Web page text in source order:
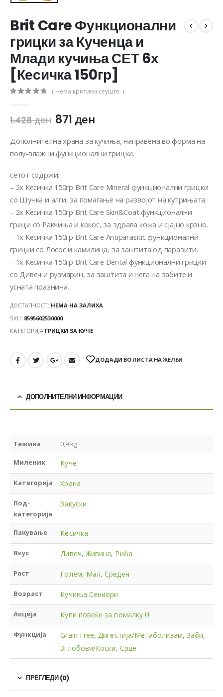
Brit Care Функционални
грицки за Кученца и
Млади кучиња СЕТ 6х
[Кесичка 150гр]
( Нема критики сеуште. )
1.428ден 871 ден
Дополнителна храна за кучиња, направена во форма на
полу-влажни функционални грицки.
сетот содржи:
– 2x Кесичка 150гр Brit Care Mineral функционални грицки
со Шунка и алги, за помагање на развојот на кутрињата.
– 2x Кесичка 150гр Brit Care Skin&Coat функционални
грици со Ракчиња и кокос, за здрава кожа и сјајно крзно.
– 1x Кесичка 150гр Brit Care Antiparasitic функционални
грицки со Лосос и камилица, за заштита од паразити.
– 1x Кесичка 150гр Brit Care Dental функционални грицки
со Дивеч и рузмарин, за заштита и нега на забите и
усната празнина.
ДОСТАПНОСТ: НЕМА НА ЗАЛИХА
SKU: 8595602530000
КАТЕГОРИЈА ГРИЦКИ ЗА КУЧЕ
ДОДАДИ ВО ЛИСТА НА ЖЕЛБИ
ДОПОЛНИТЕЛНИ ИНФОРМАЦИИ
Тежина 0,9 kg
Миленик Куче
Категорија Храна
Под-
категорија
Закуски
Пакување Кесичка
Вкус Дивеч,Живина, Риба
Раст Голем, Мал,Среден
Возраст Кучиња Сениори
Акција Купи повеќе за помалку !!!
Функција Grain Free,Дигестија/Метаболизам, Заби,
Зглобови/Коски, Срце
ПРЕГЛЕДИ (0)